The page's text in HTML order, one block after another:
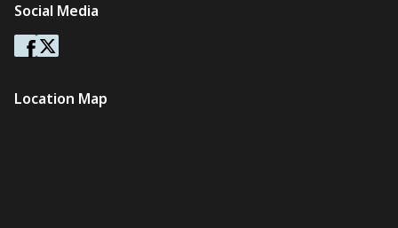
Social Media
Location Map